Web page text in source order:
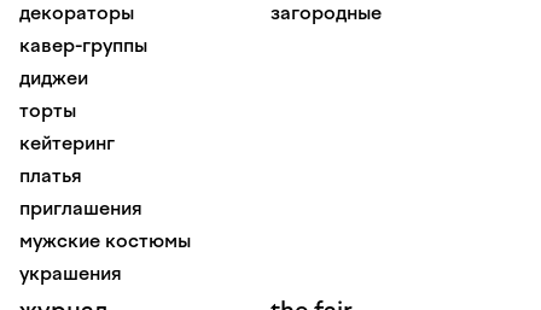
декораторы
кавер-группы
диджеи
торты
кейтеринг
платья
приглашения
мужские костюмы
украшения
загородные